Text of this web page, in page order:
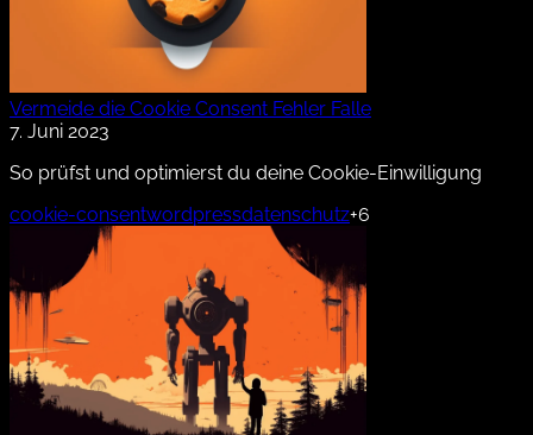
Vermeide die Cookie Consent Fehler Falle
7. Juni 2023
So prüfst und optimierst du deine Cookie-Einwilligung
cookie-consentwordpressdatenschutz+6